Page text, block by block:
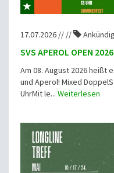
17.07.2026 // //
SVS APEROL OPEN 2026
Am 08. August 2026 heißt
und Aperol! Mixed
UhrMit le... Weiterlesen